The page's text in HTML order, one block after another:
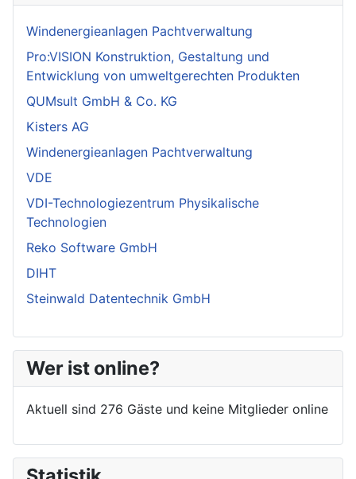
Windenergieanlagen Pachtverwaltung
Pro:VISION Konstruktion, Gestaltung und
Entwicklung von umweltgerechten Produkten
QUMsult GmbH & Co. KG
Kisters AG
Windenergieanlagen Pachtverwaltung
VDE
VDI-Technologiezentrum Physikalische
Technologien
Reko Software GmbH
DIHT
Steinwald Datentechnik GmbH
Wer ist online?
Aktuell sind 276 Gäste und keine Mitglieder online